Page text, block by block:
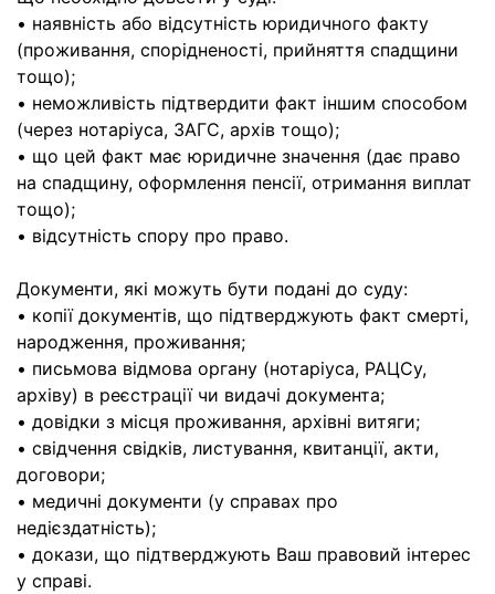
• наявність або відсутність юридичного факту
(проживання, спорідненості, прийняття спадщини
тощо);
• неможливість підтвердити факт іншим способом
(через нотаріуса, ЗАГС, архів тощо);
• що цей факт має юридичне значення (дає право
на спадщину, оформлення пенсії, отримання виплат
тощо);
• відсутність спору про право.
Документи, які можуть бути подані до суду:
• копії документів, що підтверджують факт смерті,
народження, проживання;
• письмова відмова органу (нотаріуса, РАЦСу,
архіву) в реєстрації чи видачі документа;
• довідки з місця проживання, архівні витяги;
• свідчення свідків, листування, квитанції, акти,
договори;
• медичні документи (у справах про
недієздатність);
• докази, що підтверджують Ваш правовий інтерес
у справі.